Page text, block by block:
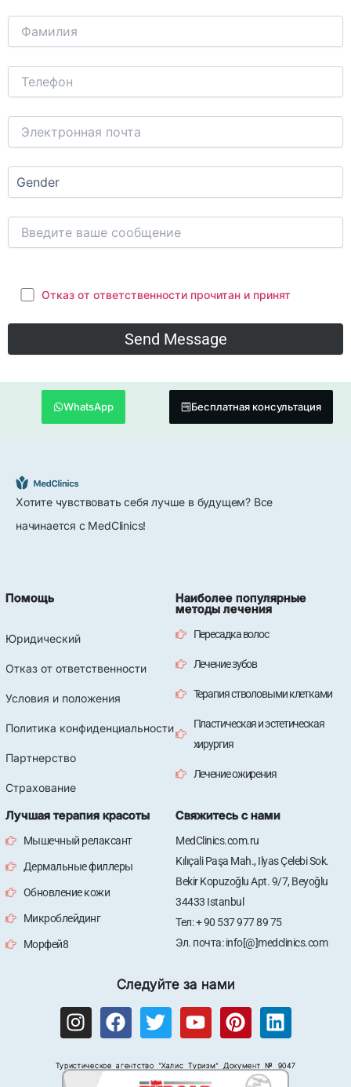
Отказ от ответственности прочитан и принят
WhatsApp Бесплатная консультация
Хотите чувствовать себя лучше в будущем? Все
начинается с MedClinics!
Помощь
Юридический
Отказ от ответственности
Условия и положения
Политика конфиденциальности
Партнерство
Страхование
Наиболее популярные
методы лечения
Пересадка волос
Лечение зубов
Терапия стволовыми клетками
Пластическая и эстетическая
хирургия
Лечение ожирения
Лучшая терапия красоты
Мышечный релаксант
Дермальные филлеры
Обновление кожи
Микроблейдинг
Морфей8
Свяжитесь с нами
MedClinics.com.ru
Kılıçali Paşa Mah., Ilyas Çelebi Sok.
Bekir Kopuzoğlu Apt. 9/7, Beyoğlu
34433 Istanbul
Тел: + 90 537 977 89 75
Эл. почта: info[@]medclinics.com
Следуйте за нами
I
n
t
F
a
e
T
w
t
Y
o
t
P
i
t
L
i
k
Туристическое агентство "Халис Туризм" Документ № 9047